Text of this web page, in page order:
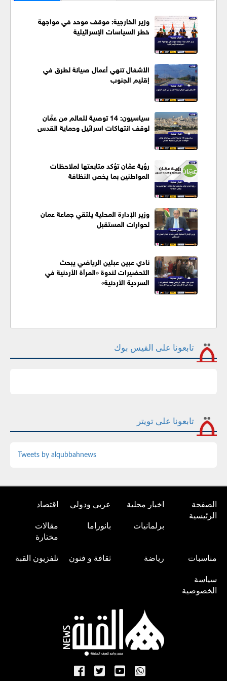
وزير الخارجية: موقف موحد في مواجهة
خطر السياسات الإسرائيلية
الأشغال تنهي أعمال صيانة لطرق في
إقليم الجنوب
سياسيون: 14 توصية للعالم من عمَّان
لوقف انتهاكات اسرائيل وحماية القدس
رؤية عمّان تؤكد متابعتها لملاحظات
المواطنين بما يخص النظافة
وزير الإدارة المحلية يلتقي جماعة عمان
لحوارات المستقبل
نادي عبين عبلين الرياضي يبحث
التحضيرات لندوة «المرأة الأردنية في
السردية الأردنية»
تابعونا على الفيس بوك
تابعونا على تويتر
Tweets by alqubbahnews
الصفحة
الرئيسية
اخبار محلية عربي ودولي اقتصاد
برلمانيات بانوراما
مقالات
مختارة
مناسبات رياضة ثقافة و فنون تلفزيون القبة
سياسة
الخصوصية